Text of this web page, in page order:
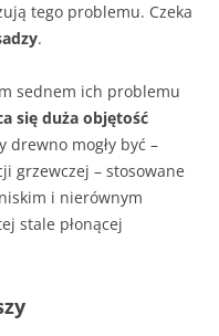
tego problemu. Czeka
.
sednem ich problemu
się duża objętość
drewno mogły być –
grzewczej – stosowane
i nierównym
stale płonącej